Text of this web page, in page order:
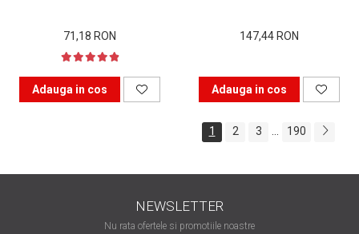
71,18 RON
Adauga in cos
147,44 RON
Adauga in cos
1 2 3 190
NEWSLETTER
Nu rata ofertele si promotiile noastre